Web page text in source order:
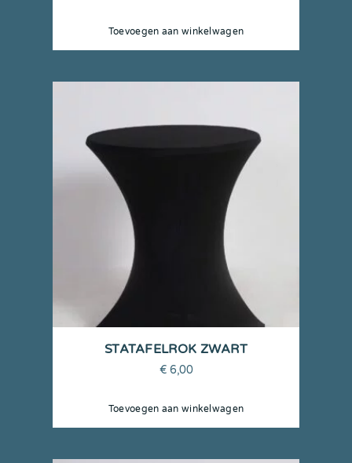
Toevoegen aan winkelwagen
STATAFELROK ZWART
€ 6,00
Toevoegen aan winkelwagen